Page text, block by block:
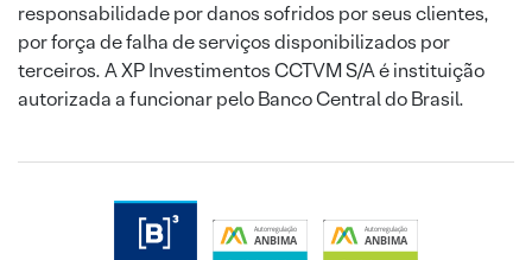
responsabilidade por danos sofridos por seus clientes,
por força de falha de serviços disponibilizados por
terceiros. A XP Investimentos CCTVM S/A é instituição
autorizada a funcionar pelo Banco Central do Brasil.